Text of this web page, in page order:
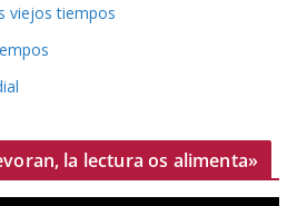
viejos tiempos
la lectura os alimenta»